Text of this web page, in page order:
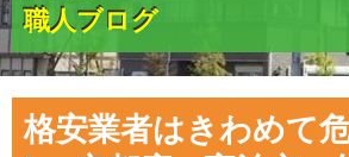
職人ブログ
格安業者はきわめて